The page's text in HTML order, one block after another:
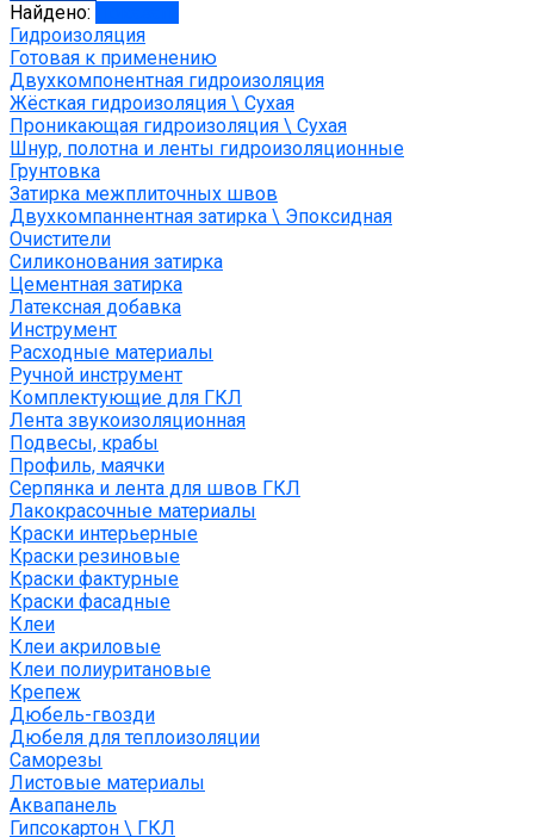
Найдено:
Гидроизоляция
Готовая к применению
Двухкомпонентная гидроизоляция
Жёсткая гидроизоляция \ Сухая
Проникающая гидроизоляция \ Сухая
Шнур, полотна и ленты гидроизоляционные
Грунтовка
Затирка межплиточных швов
Двухкомпаннентная затирка \ Эпоксидная
Очистители
Силиконования затирка
Цементная затирка
Латексная добавка
Инструмент
Расходные материалы
Ручной инструмент
Комплектующие для ГКЛ
Лента звукоизоляционная
Подвесы, крабы
Профиль, маячки
Серпянка и лента для швов ГКЛ
Лакокрасочные материалы
Краски интерьерные
Краски резиновые
Краски фактурные
Краски фасадные
Клеи
Клеи акриловые
Клеи полиуритановые
Крепеж
Дюбель-гвозди
Дюбеля для теплоизоляции
Саморезы
Листовые материалы
Аквапанель
Гипсокартон \ ГКЛ